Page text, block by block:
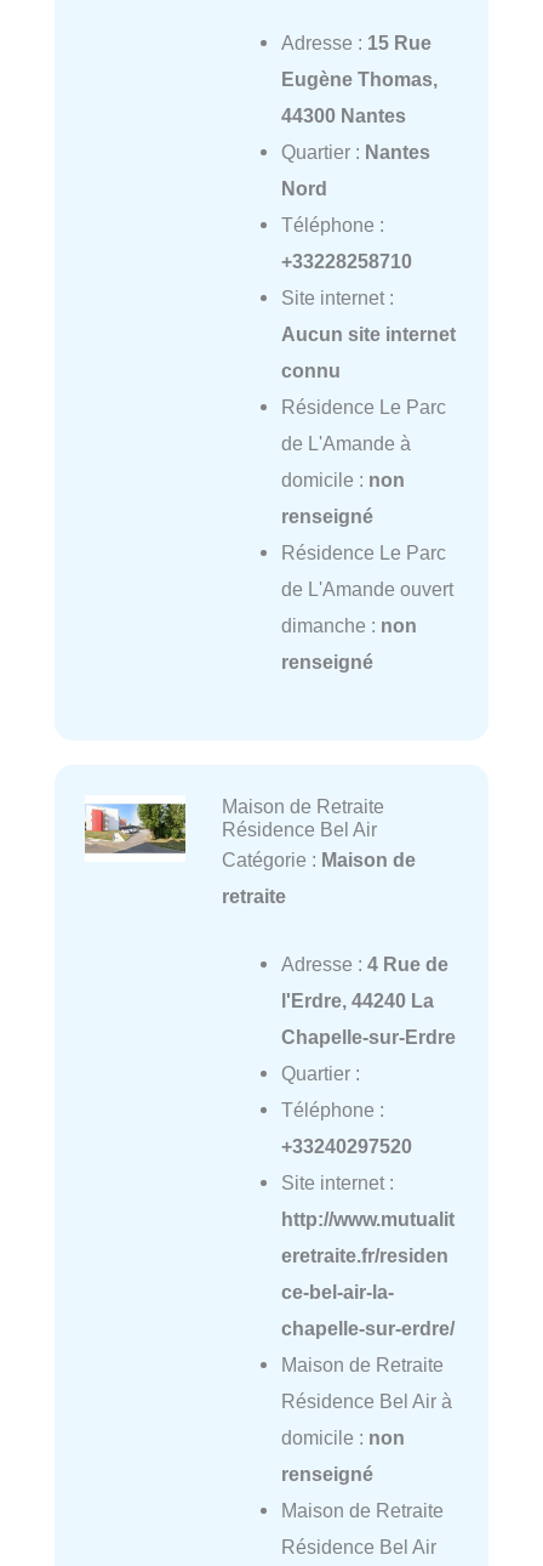
Adresse : 15 Rue
Eugène Thomas,
44300 Nantes
Quartier : Nantes
Nord
Téléphone :
+33228258710
Site internet :
Aucun site internet
connu
Résidence Le Parc
de L'Amande à
domicile : non
renseigné
Résidence Le Parc
de L'Amande ouvert
dimanche : non
renseigné
Maison de Retraite
Résidence Bel Air
Catégorie : Maison de
retraite
Adresse : 4 Rue de
l'Erdre, 44240 La
Chapelle-sur-Erdre
Quartier :
Téléphone :
+33240297520
Site internet :
http://www.mutualit
eretraite.fr/residen
ce-bel-air-la-
chapelle-sur-erdre/
Maison de Retraite
Résidence Bel Air à
domicile : non
renseigné
Maison de Retraite
Résidence Bel Air